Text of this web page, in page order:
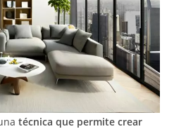
técnica que permite crear